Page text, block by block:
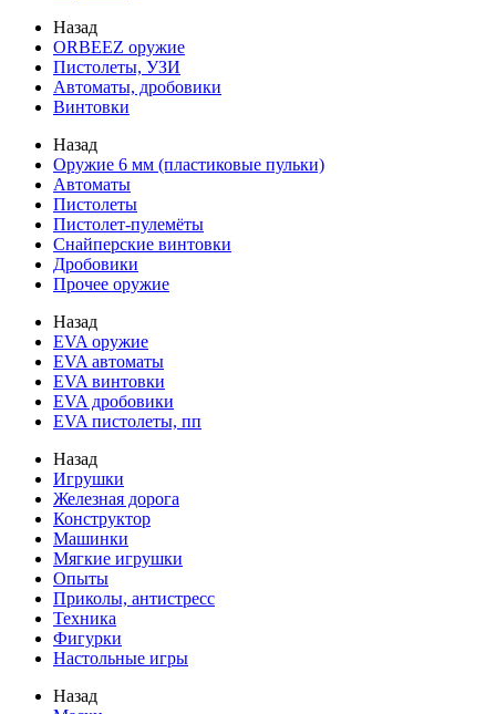
Назад
ORBEEZ оружие
Пистолеты, УЗИ
Автоматы, дробовики
Винтовки
Назад
Оружие 6 мм (пластиковые пульки)
Автоматы
Пистолеты
Пистолет-пулемёты
Снайперские винтовки
Дробовики
Прочее оружие
Назад
EVA оружие
EVA автоматы
EVA винтовки
EVA дробовики
EVA пистолеты, пп
Назад
Игрушки
Железная дорога
Конструктор
Машинки
Мягкие игрушки
Опыты
Приколы, антистресс
Техника
Фигурки
Настольные игры
Назад